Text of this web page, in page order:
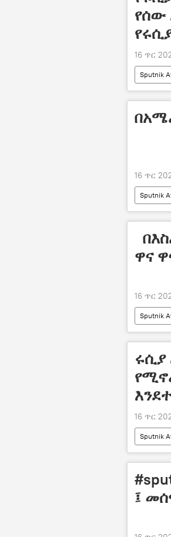
16 ጥር
Sputnik
16 ጥር
Sputnik
ዋና
16 ጥር
Sputnik
ሩሲያ
16 ጥር
Sputnik
፤